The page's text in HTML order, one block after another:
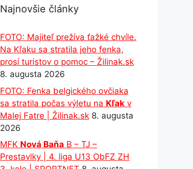
Najnovšie články
FOTO: Majiteľ prežíva ťažké chvíle.
Na Kľaku sa stratila jeho fenka,
prosí turistov o pomoc – Žilinak.sk
8. augusta 2026
FOTO: Fenka belgického ovčiaka
sa stratila počas výletu na Kľak v
Malej Fatre | Žilinak.sk 8. augusta
2026
MFK Nová Baňa B – TJ –
Prestavlky | 4. liga U13 ObFZ ZH